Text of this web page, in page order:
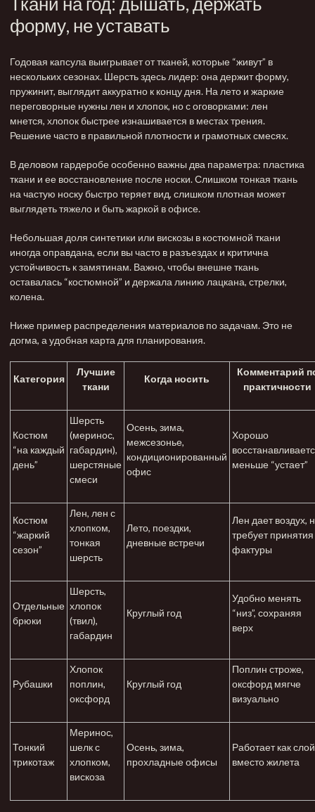
форму, не уставать
Годовая капсула выигрывает от тканей, которые “живут” в
нескольких сезонах. Шерсть здесь лидер: она держит форму,
пружинит, выглядит аккуратно к концу дня. На лето и жаркие
переговорные нужны лен и хлопок, но с оговорками: лен
мнется, хлопок быстрее изнашивается в местах трения.
Решение часто в правильной плотности и грамотных смесях.
В деловом гардеробе особенно важны два параметра: пластика
ткани и ее восстановление после носки. Слишком тонкая ткань
на частую носку быстро теряет вид, слишком плотная может
выглядеть тяжело и быть жаркой в офисе.
Небольшая доля синтетики или вискозы в костюмной ткани
иногда оправдана, если вы часто в разъездах и критична
устойчивость к замятинам. Важно, чтобы внешне ткань
оставалась “костюмной” и держала линию лацкана, стрелки,
колена.
Ниже пример распределения материалов по задачам. Это не
догма, а удобная карта для планирования.
Категория
Лучшие
ткани
Когда носить
Комментарий
практичности
Костюм
“на каждый
день”
Шерсть
(меринос,
габардин),
шерстяные
смеси
Осень, зима,
межсезонье,
кондиционированный
офис
Хорошо
меньше “устает”
Костюм
“жаркий
сезон”
Лен, лен с
хлопком,
тонкая
шерсть
Лето, поездки,
дневные встречи
Лен дает воздух,
требует принятия
фактуры
Отдельные
брюки
Шерсть,
хлопок
(твил),
габардин
Круглый год
Удобно менять
“низ”, сохраняя
верх
Рубашки
Хлопок
поплин,
оксфорд
Круглый год
Поплин строже,
оксфорд мягче
визуально
Тонкий
трикотаж
Меринос,
шелк с
хлопком,
вискоза
Осень, зима,
прохладные офисы
Работает как слой
вместо жилета